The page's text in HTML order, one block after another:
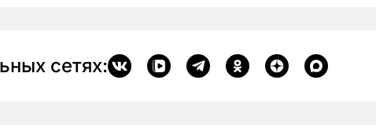
сетях: